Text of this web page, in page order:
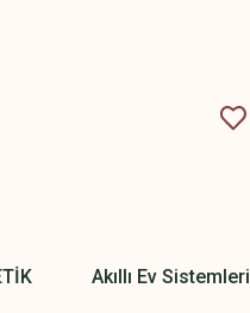
Akıllı Ev Sistemleri